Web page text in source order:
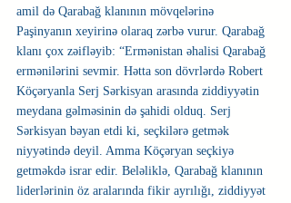
amil də Qarabağ klanının mövqelərinə
Paşinyanın xeyirinə olaraq zərbə vurur. Qarabağ
klanı çox zəifləyib: “Ermənistan əhalisi Qarabağ
ermənilərini sevmir. Hətta son dövrlərdə Robert
Köçəryanla Serj Sərkisyan arasında ziddiyyətin
meydana gəlməsinin də şahidi olduq. Serj
Sərkisyan bəyan etdi ki, seçkilərə getmək
niyyətində deyil. Amma Köçəryan seçkiyə
getməkdə israr edir. Beləliklə, Qarabağ klanının
liderlərinin öz aralarında fikir ayrılığı, ziddiyyət